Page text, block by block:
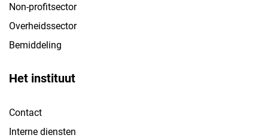
Non-profitsector
Overheidssector
Bemiddeling
Het instituut
Contact
Interne diensten